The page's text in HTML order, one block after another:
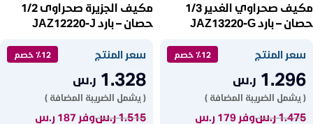
مكيف صحراوي الغدير 1/3
حصان – بارد JAZ13220-G
سعر المنتج ٪12 خصم
1.296 ر.س
( يشمل الضريبة المضافة )
1.475ر.سوفر 179 ر.س
مكيف الجزيرة صحراوى 1/2
حصان – بارد JAZ12220-J
سعر المنتج ٪12 خصم
1.328 ر.س
( يشمل الضريبة المضافة )
1.515ر.سوفر 187 ر.س